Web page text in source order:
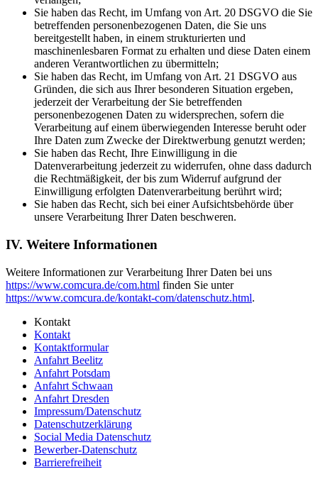
Sie haben das Recht, im Umfang von Art. 20 DSGVO die Sie
betreffenden personenbezogenen Daten, die Sie uns
bereitgestellt haben, in einem strukturierten und
maschinenlesbaren Format zu erhalten und diese Daten einem
anderen Verantwortlichen zu übermitteln;
Sie haben das Recht, im Umfang von Art. 21 DSGVO aus
Gründen, die sich aus Ihrer besonderen Situation ergeben,
jederzeit der Verarbeitung der Sie betreffenden
personenbezogenen Daten zu widersprechen, sofern die
Verarbeitung auf einem überwiegenden Interesse beruht oder
Ihre Daten zum Zwecke der Direktwerbung genutzt werden;
Sie haben das Recht, Ihre Einwilligung in die
Datenverarbeitung jederzeit zu widerrufen, ohne dass dadurch
die Rechtmäßigkeit, der bis zum Widerruf aufgrund der
Einwilligung erfolgten Datenverarbeitung berührt wird;
Sie haben das Recht, sich bei einer Aufsichtsbehörde über
unsere Verarbeitung Ihrer Daten beschweren.
IV. Weitere Informationen
Weitere Informationen zur Verarbeitung Ihrer Daten bei uns
https://www.comcura.de/com.html finden Sie unter
https://www.comcura.de/kontakt-com/datenschutz.html.
Kontakt
Kontakt
Kontaktformular
Anfahrt Beelitz
Anfahrt Potsdam
Anfahrt Schwaan
Anfahrt Dresden
Impressum/Datenschutz
Datenschutzerklärung
Social Media Datenschutz
Bewerber-Datenschutz
Barrierefreiheit